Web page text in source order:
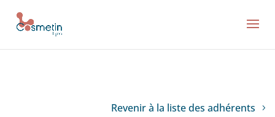
Revenir à la liste des adhérents